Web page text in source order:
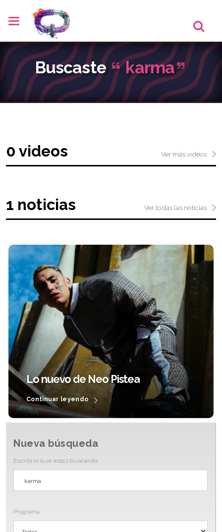
Buscaste karma
0 videos Ver más videos
1 noticias Ver todas las noticias
Lo nuevo de Neo Pistea
Continuar leyendo
Nueva búsqueda
Escribi lo que estas buscando
Programa